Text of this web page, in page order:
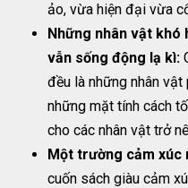
ảo, vừa hiện đại vừa
Những nhân vật khó
vẫn sống động lạ kì:
đều là những nhân
những mặt tính cách
cho các nhân vật trở
Một trường cảm xúc
cuốn sách giàu cảm